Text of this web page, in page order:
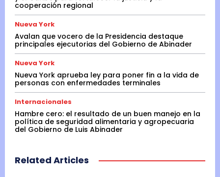
cooperación regional
Nueva York
Avalan que vocero de la Presidencia destaque
principales ejecutorias del Gobierno de Abinader
Nueva York
Nueva York aprueba ley para poner fin a la vida de
personas con enfermedades terminales
Internacionales
Hambre cero: el resultado de un buen manejo en la
política de seguridad alimentaria y agropecuaria
del Gobierno de Luis Abinader
Related Articles